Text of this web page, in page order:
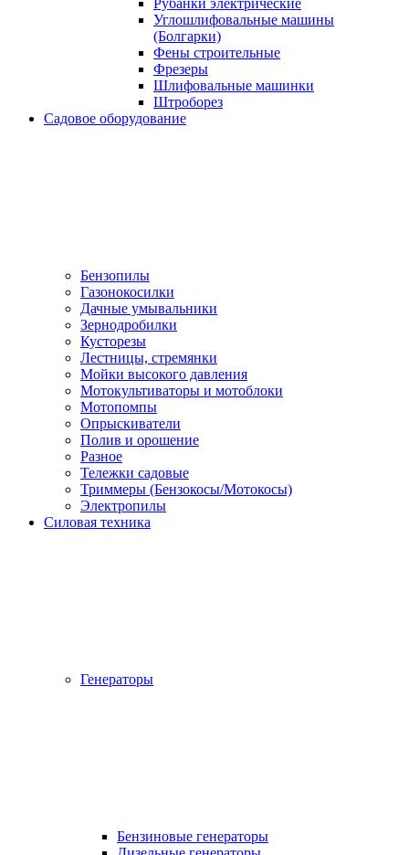
Рубанки электрические
Углошлифовальные машины
(Болгарки)
Фены строительные
Фрезеры
Шлифовальные машинки
Штроборез
Садовое оборудование
Бензопилы
Газонокосилки
Дачные умывальники
Зернодробилки
Кусторезы
Лестницы, стремянки
Мойки высокого давления
Мотокультиваторы и мотоблоки
Мотопомпы
Опрыскиватели
Полив и орошение
Разное
Тележки садовые
Триммеры (Бензокосы/Мотокосы)
Электропилы
Силовая техника
Генераторы
Бензиновые генераторы